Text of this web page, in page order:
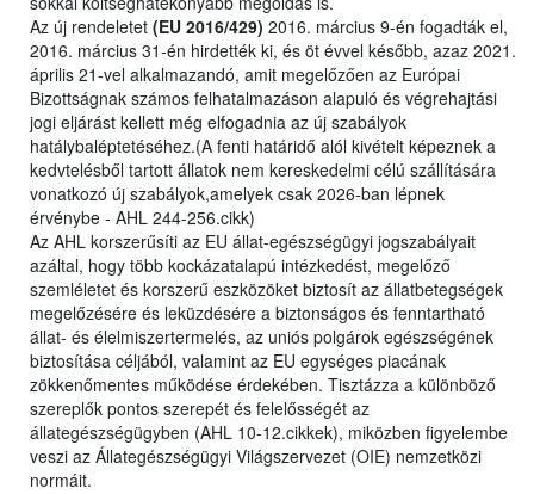
Az új rendeletet (EU 2016/429) 2016. március 9-én fogadták el,
2016. március 31-én hirdették ki, és öt évvel később, azaz 2021.
április 21-vel alkalmazandó, amit megelőzően az Európai
Bizottságnak számos felhatalmazáson alapuló és végrehajtási
jogi eljárást kellett még elfogadnia az új szabályok
hatálybaléptetéséhez.(A fenti határidő alól kivételt képeznek a
kedvtelésből tartott állatok nem kereskedelmi célú szállítására
vonatkozó új szabályok,amelyek csak 2026-ban lépnek
érvénybe - AHL 244-256.cikk)
Az AHL korszerűsíti az EU állat-egészségügyi jogszabályait
azáltal, hogy több kockázatalapú intézkedést, megelőző
szemléletet és korszerű eszközöket biztosít az állatbetegségek
megelőzésére és leküzdésére a biztonságos és fenntartható
állat- és élelmiszertermelés, az uniós polgárok egészségének
biztosítása céljából, valamint az EU egységes piacának
zökkenőmentes működése érdekében. Tisztázza a különböző
szereplők pontos szerepét és felelősségét az
állategészségügyben (AHL 10-12.cikkek), miközben figyelembe
veszi az Állategészségügyi Világszervezet (OIE) nemzetközi
normáit.